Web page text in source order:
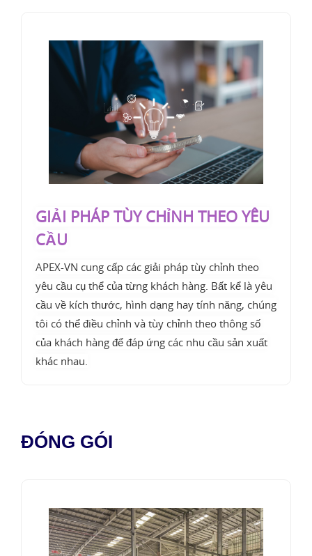
GIẢI PHÁP TÙY CHỈNH THEO YÊU
CẦU
APEX-VN cung cấp các giải pháp tùy chỉnh theo
yêu cầu cụ thể của từng khách hàng. Bất kể là yêu
cầu về kích thước, hình dạng hay tính năng, chúng
tôi có thể điều chỉnh và tùy chỉnh theo thông số
của khách hàng để đáp ứng các nhu cầu sản xuất
khác nhau.
ĐÓNG GÓI